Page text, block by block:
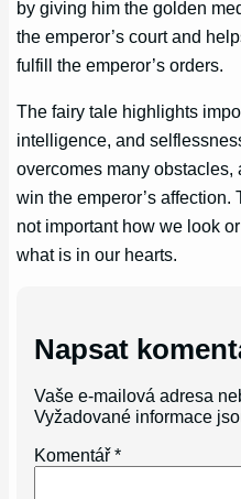
by giving him the golden
the emperor’s court and
fulfill the emperor’s orders.
The fairy tale highlights
intelligence, and
overcomes many obstacles,
win the emperor’s
not important how we look
what is in our hearts.
Napsat
Vaše e-mailová adresa
Vyžadované informace
Komentář*